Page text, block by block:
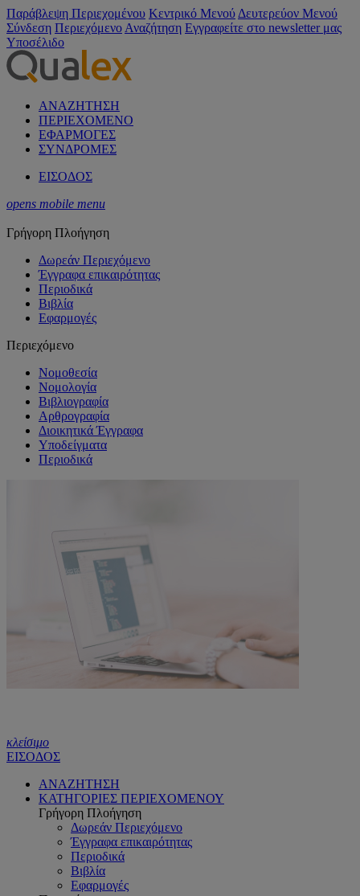
Παράβλεψη Περιεχομένου Κεντρικό Μενού Δευτερεύον Μενού
Σύνδεση Περιεχόμενο Αναζήτηση Εγγραφείτε στο newsletter μας
Υποσέλιδο
ΑΝΑΖΗΤΗΣΗ
ΠΕΡΙΕΧΟΜΕΝΟ
ΕΦΑΡΜΟΓΕΣ
ΣΥΝΔΡΟΜΕΣ
ΕΙΣΟΔΟΣ
opens mobile menu
Γρήγορη Πλοήγηση
Δωρεάν Περιεχόμενο
Έγγραφα επικαιρότητας
Περιοδικά
Βιβλία
Εφαρμογές
Περιεχόμενο
Νομοθεσία
Νομολογία
Βιβλιογραφία
Αρθρογραφία
Διοικητικά Έγγραφα
Υποδείγματα
Περιοδικά
κλείσιμο
ΕΙΣΟΔΟΣ
ΑΝΑΖΗΤΗΣΗ
ΚΑΤΗΓΟΡΙΕΣ ΠΕΡΙΕΧΟΜΕΝΟΥ
Γρήγορη Πλοήγηση
Δωρεάν Περιεχόμενο
Έγγραφα επικαιρότητας
Περιοδικά
Βιβλία
Εφαρμογές